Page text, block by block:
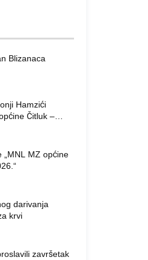
Blizanaca
Hamzići
Čitluk –
„MNL MZ općine
darivanja
krvi
završetak